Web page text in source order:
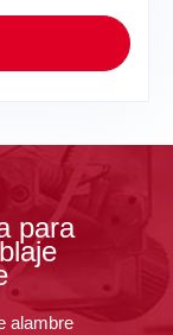
para
alambre